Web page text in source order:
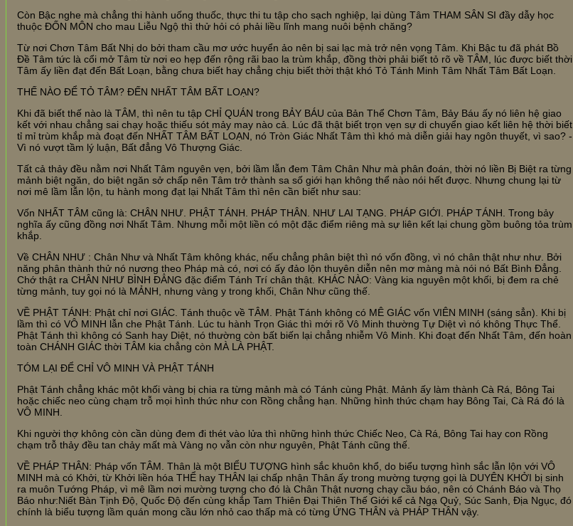
Còn Bậc nghe mà chẳng thi hành uống thuốc, thực thi tu tập cho sạch nghiệp, lại dùng Tâm THAM SÂN SI đầy dẫy học
thuộc ĐỐN MÔN cho mau Liễu Ngộ thì thử hỏi có phải liều lĩnh mang nuôi bệnh chăng?
Từ nơi Chơn Tâm Bất Nhị do bởi tham cầu mơ ước huyển ảo nên bị sai lạc mà trở nên vọng Tâm. Khi Bậc tu đã phát Bồ
Đề Tâm tức là cổi mở Tâm từ nơi eo hẹp đến rộng rãi bao la trùm khắp, đồng thời phải biết tỏ rõ về TÂM, lúc được biết thời
Tâm ấy liền đạt đến Bất Loạn, bằng chưa biết hay chẳng chịu biết thời thật khó Tỏ Tánh Minh Tâm Nhất Tâm Bất Loạn.
THẾ NÀO ĐỂ TỎ TÂM? ĐẾN NHẤT TÂM BẤT LOẠN?
Khi đã biết thế nào là TÂM, thì nên tu tập CHỈ QUÁN trong BẢY BÁU của Bản Thể Chơn Tâm, Bảy Báu ấy nó liên hệ giao
kết với nhau chẳng sai chạy hoặc thiếu sót mảy may nào cả. Lúc đã thật biết trọn vẹn sự di chuyển giao kết liên hệ thời biết
tỉ mỉ trùm khắp mà đoạt đến NHẤT TÂM BẤT LOẠN, nó Tròn Giác Nhất Tâm thì khó mà diễn giải hay ngôn thuyết, vì sao? -
Vì nó vượt tầm lý luận, Bất đẳng Vô Thượng Giác.
Tất cả thảy đều nằm nơi Nhất Tâm nguyên vẹn, bởi lầm lẫn đem Tâm Chân Như mà phân đoán, thời nó liền Bị Biệt ra từng
mảnh biệt ngăn, do biệt ngăn sở chấp nên Tâm trở thành sa số giới hạn không thể nào nói hết được. Nhưng chung lại từ
nơi mê lầm lẫn lộn, tu hành mong đạt lại Nhất Tâm thì nên cần biết như sau:
Vốn NHẤT TÂM cũng là: CHÂN NHƯ. PHẬT TÁNH. PHÁP THÂN. NHƯ LAI TẠNG. PHÁP GIỚI. PHÁP TÁNH. Trong bảy
nghĩa ấy cũng đồng nơi Nhất Tâm. Nhưng mỗi một liền có một đặc điểm riêng mà sự liên kết lại chung gồm buông tỏa trùm
khắp.
Về CHÂN NHƯ : Chân Như và Nhất Tâm không khác, nếu chẳng phân biệt thì nó vốn đồng, vì nó chân thật như như. Bởi
năng phân thành thử nó nương theo Pháp mà có, nơi có ấy đảo lộn thuyên diễn nên mơ màng mà nói nó Bất Bình Đẳng.
Chớ thật ra CHÂN NHƯ BÌNH ĐẲNG đặc điểm Tánh Trí chân thật. KHÁC NÀO: Vàng kia nguyên một khối, bị đem ra chẻ
từng mảnh, tuy gọi nó là MẢNH, nhưng vàng y trong khối, Chân Như cũng thế.
VỀ PHẬT TÁNH: Phật chỉ nơi GIÁC. Tánh thuộc về TÂM. Phật Tánh không có MÊ GIÁC vốn VIÊN MINH (sáng sẳn). Khi bị
lầm thì có VÔ MINH lẫn che Phật Tánh. Lúc tu hành Trọn Giác thì mới rõ Vô Minh thường Tự Diệt vì nó không Thực Thể.
Phật Tánh thì không có Sanh hay Diệt, nó thường còn bất biến lại chẳng nhiễm Vô Minh. Khi đoạt đến Nhất Tâm, đến hoàn
toàn CHÁNH GIÁC thời TÂM kia chẳng còn MÀ LÀ PHẬT.
TÓM LẠI ĐỂ CHỈ VÔ MINH VÀ PHẬT TÁNH
Phật Tánh chẳng khác một khối vàng bị chia ra từng mảnh mà có Tánh cùng Phật. Mảnh ấy làm thành Cà Rá, Bông Tai
hoặc chiếc neo cùng chạm trỗ mọi hình thức như con Rồng chẳng hạn. Những hình thức chạm hay Bông Tai, Cà Rá đó là
VÔ MINH.
Khi người thợ không còn cần dùng đem đi thét vào lửa thì những hình thức Chiếc Neo, Cà Rá, Bông Tai hay con Rồng
chạm trỗ thảy đều tan chảy mất mà Vàng nọ vẫn còn như nguyên, Phật Tánh cũng thế.
VỀ PHÁP THÂN: Pháp vốn TÂM. Thân là một BIỂU TƯỢNG hình sắc khuôn khổ, do biểu tượng hình sắc lẫn lộn với VÔ
MINH mà có Khởi, từ Khởi liền hóa THỂ hay THÂN lại chấp nhận Thân ấy trong mường tượng gọi là DUYÊN KHỞI bị sinh
ra muôn Tướng Pháp, vì mê lầm nơi mường tượng cho đó là Chân Thật nương chạy cầu báo, nên có Chánh Báo và Thọ
Báo như:Niết Bàn Tịnh Độ, Quốc Độ đến cùng khắp Tam Thiên Đại Thiên Thế Giới kể cả Ngạ Quỷ, Súc Sanh, Địa Ngục, đó
chính là biểu tượng lầm quán mong cầu lớn nhỏ cao thấp mà có từng ỨNG THÂN và PHÁP THÂN vậy.